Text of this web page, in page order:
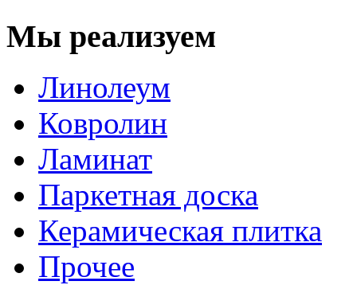
Мы реализуем
Линолеум
Ковролин
Ламинат
Паркетная доска
Керамическая плитка
Прочее